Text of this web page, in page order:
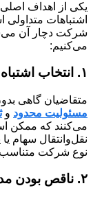
یکی از اهداف اصلی
اشتباهات
شرکت دچار آن
می‌کنیم:
۱. انتخاب اشتباه نوع شرکت
متقاضیان گاهی
مسئولیت محدود و
می‌کنند که ممکن
نقل‌وانتقال سهام
نوع شرکت متناسب
۲. ناقص بودن مدارک